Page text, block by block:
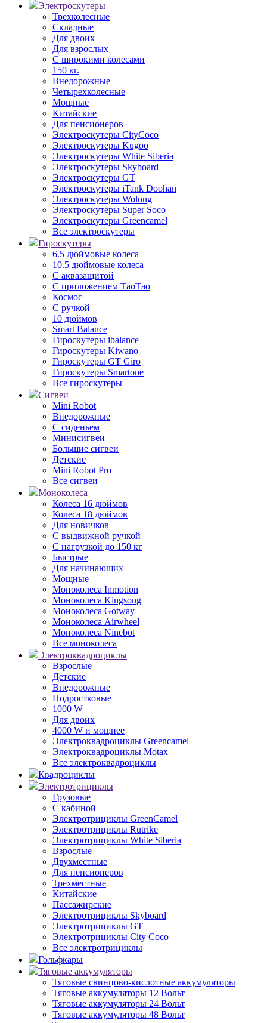
Электроскутеры
Трехколесные
Складные
Для двоих
Для взрослых
С широкими колесами
150 кг.
Внедорожные
Четырехколесные
Мощные
Китайские
Для пенсионеров
Электроскутеры CityCoco
Электроскутеры Kugoo
Электроскутеры White Siberia
Электроскутеры Skyboard
Электроскутеры GT
Электроскутеры iTank Doohan
Электроскутеры Wolong
Электроскутеры Super Soco
Электроскутеры Greencamel
Все электроскутеры
Гироскутеры
6.5 дюймовые колеса
10.5 дюймовые колеса
С аквазащитой
С приложением ТаоТао
Космос
С ручкой
10 дюймов
Smart Balance
Гироскутеры ibalance
Гироскутеры Kiwano
Гироскутеры GT Giro
Гироскутеры Smartone
Все гироскутеры
Сигвеи
Mini Robot
Внедорожные
С сиденьем
Минисигвеи
Большие сигвеи
Детские
Mini Robot Pro
Все сигвеи
Моноколеса
Колеса 16 дюймов
Колеса 18 дюймов
Для новичков
С выдвижной ручкой
С нагрузкой до 150 кг
Быстрые
Для начинающих
Мощные
Моноколеса Inmotion
Моноколеса Kingsong
Моноколеса Gotway
Моноколеса Airwheel
Моноколеса Ninebot
Все моноколеса
Электроквадроциклы
Взрослые
Детские
Внедорожные
Подростковые
1000 W
Для двоих
4000 W и мощнее
Электроквадроциклы Greencamel
Электроквадроциклы Motax
Все электроквадроциклы
Квадроциклы
Электротрициклы
Грузовые
С кабиной
Электротрициклы GreenCamel
Электротрициклы Rutrike
Электротрициклы White Siberia
Взрослые
Двухместные
Для пенсионеров
Трехместные
Китайские
Пассажирские
Электротрициклы Skyboard
Электротрициклы GT
Электротрициклы City Coco
Все электротрициклы
Гольфкары
Тяговые аккумуляторы
Тяговые свинцово-кислотные аккумуляторы
Тяговые аккумуляторы 12 Вольт
Тяговые аккумуляторы 24 Вольт
Тяговые аккумуляторы 48 Вольт